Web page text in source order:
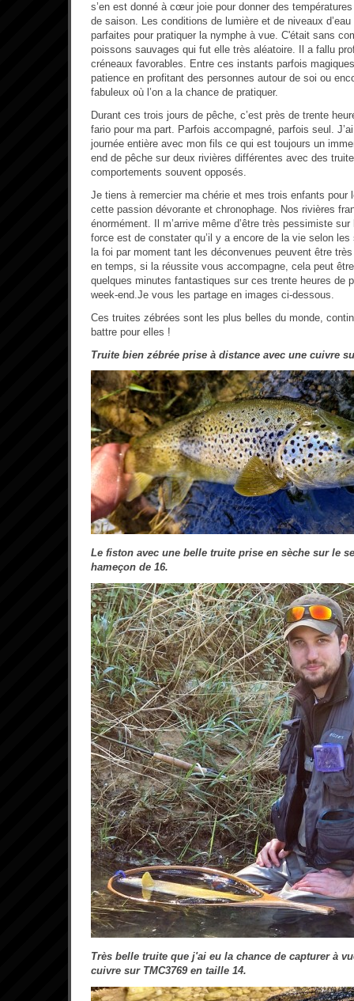
s’en est donné à cœur joie pour donner des
de saison. Les conditions de lumière et de niveaux
parfaites pour pratiquer la nymphe à vue. C'était sans
poissons sauvages qui fut elle très aléatoire. Il a fallu
créneaux favorables. Entre ces instants parfois
patience en profitant des personnes autour de soi ou
fabuleux où l’on a la chance de pratiquer.
Durant ces trois jours de pêche, c’est près de trente
fario pour ma part. Parfois accompagné, parfois seul.
journée entière avec mon fils ce qui est toujours un
end de pêche sur deux rivières différentes avec des
comportements souvent opposés.
Je tiens à remercier ma chérie et mes trois enfants pour
cette passion dévorante et chronophage. Nos rivières
énormément. Il m’arrive même d’être très pessimiste
force est de constater qu’il y a encore de la vie selon
la foi par moment tant les déconvenues peuvent être
en temps, si la réussite vous accompagne, cela peut être
quelques minutes fantastiques sur ces trente heures de
week-end.Je vous les partage en images ci-dessous.
Ces truites zébrées sont les plus belles du monde,
battre pour elles !
Truite bien zébrée prise à distance avec une cuivre
Le fiston avec une belle truite prise en sèche sur le
hameçon de 16.
Très belle truite que j'ai eu la chance de capturer à
cuivre sur TMC3769 en taille 14.